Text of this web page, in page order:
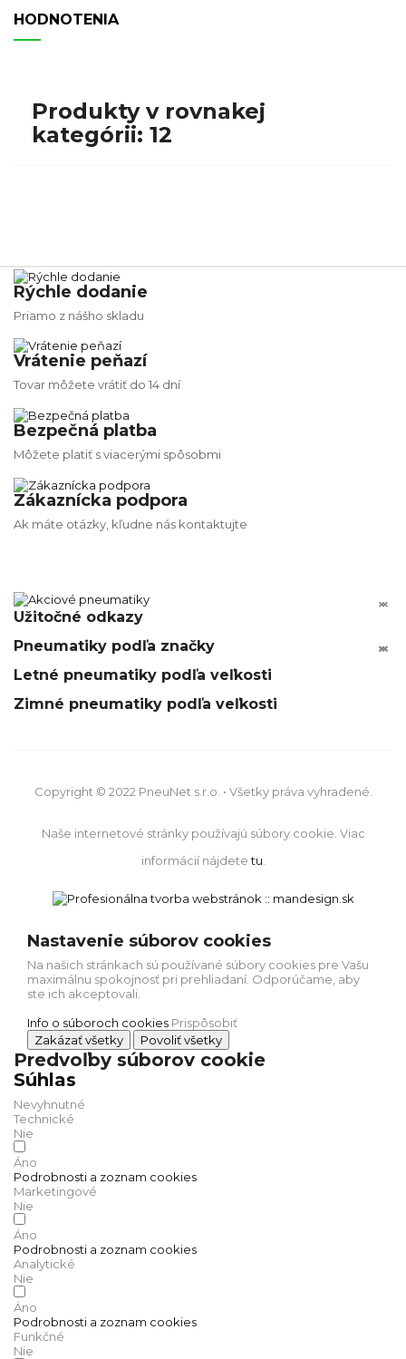
HODNOTENIA
Produkty v rovnakej
kategórii: 12
Rýchle dodanie
Priamo z nášho skladu
Vrátenie peňazí
Tovar môžete vrátiť do 14 dní
Bezpečná platba
Môžete platiť s viacerými spôsobmi
Zákaznícka podpora
Ak máte otázky, kľudne nás kontaktujte
Užitočné odkazy


Pneumatiky podľa značky 

Letné pneumatiky podľa veľkosti


Zimné pneumatiky podľa veľkosti


Copyright © 2022 PneuNet s.r.o. • Všetky práva vyhradené.
Naše internetové stránky používajú súbory cookie. Viac
informácií nájdetetu
Nastavenie súborov cookies
Na našich stránkach sú používané súbory cookies pre Vašu
maximálnu spokojnosť pri prehliadaní. Odporúčame, aby
ste ich akceptovali.
Info o súboroch cookies Prispôsobiť
Zakázať všetky
Povoliť všetky
Predvoľby súborov cookie
Súhlas
Nevyhnutné
Technické
Nie
Áno
Podrobnosti a zoznam cookies
Marketingové
Nie
Áno
Podrobnosti a zoznam cookies
Analytické
Nie
Áno
Podrobnosti a zoznam cookies
Funkčné
Nie